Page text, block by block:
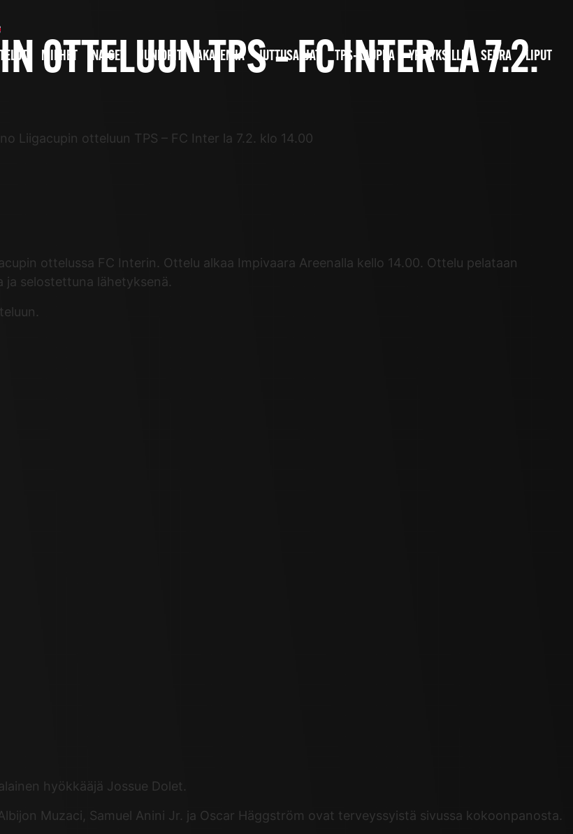
MIEHET NAISET JUNIORIT AKATEMIA JUTTUSARJAT TPS-KAUPPA YRITYKSILLE SEURA LIPUT
OTTELUUN TPS – FC INTER LA 7.2.
Liigacupin otteluun TPS – FC Inter la 7.2. klo 14.00
ottelussa FC Interin. Ottelu alkaa Impivaara Areenalla kello 14.00. Ottelu pelataan
ja selostettuna lähetyksenä.
hyökkääjä Jossue Dolet.
Muzaci, Samuel Anini Jr. ja Oscar Häggström ovat terveyssyistä sivussa kokoonpanosta.